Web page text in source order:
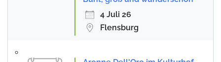
4 Juli 26
Flensburg